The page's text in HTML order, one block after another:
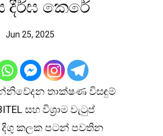
දීර්ඝ කෙරේ
Jun 25, 2025
තාක්ෂණ විසඳුම්
සහ විශ්‍රාම වැටුප්
දිගු කලක පටන් පවතින